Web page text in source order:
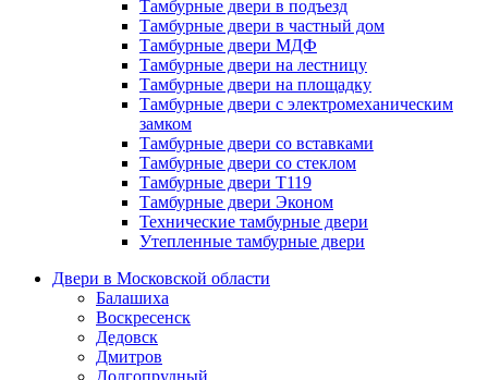
Тамбурные двери в подъезд
Тамбурные двери в частный дом
Тамбурные двери МДФ
Тамбурные двери на лестницу
Тамбурные двери на площадку
Тамбурные двери с электромеханическим
замком
Тамбурные двери со вставками
Тамбурные двери со стеклом
Тамбурные двери Т119
Тамбурные двери Эконом
Технические тамбурные двери
Утепленные тамбурные двери
Двери в Московской области
Балашиха
Воскресенск
Дедовск
Дмитров
Долгопрудный